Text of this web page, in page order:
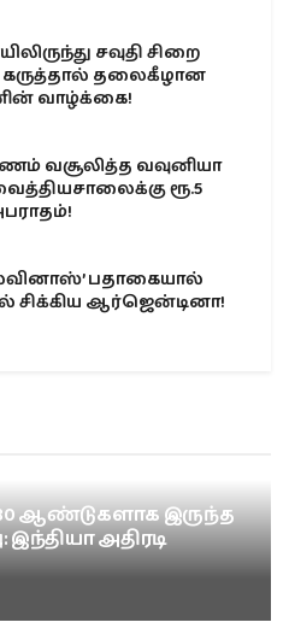
சவுதி சிறை
கருத்தால் தலைகீழான
வாழ்க்கை!
வசூலித்த வவுனியா
ரூ.5
பதாகையால்
சிக்கிய ஆர்ஜென்டினா!
ஆண்டுகளாக இருந்த
இந்தியா அதிரடி